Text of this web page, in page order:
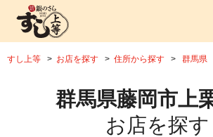
すし上等 お店を探す 住所から探す 群馬県
群馬県藤岡市上
お店を探す